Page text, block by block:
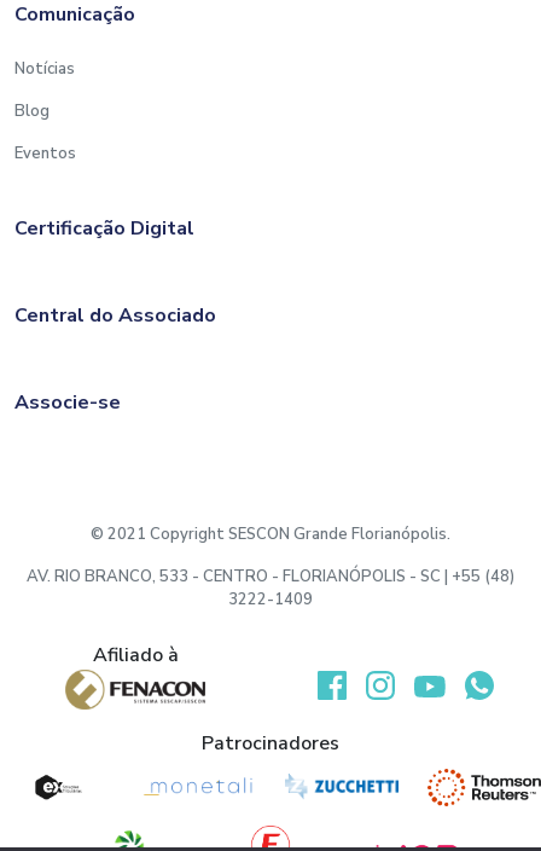
Comunicação
Notícias
Blog
Eventos
Certificação Digital
Central do Associado
Associe-se
© 2021 Copyright SESCON Grande Florianópolis.
AV. RIO BRANCO, 533 - CENTRO - FLORIANÓPOLIS - SC | +55 (48)
3222-1409
Afiliado à
Desenvolvido por:
Patrocinadores